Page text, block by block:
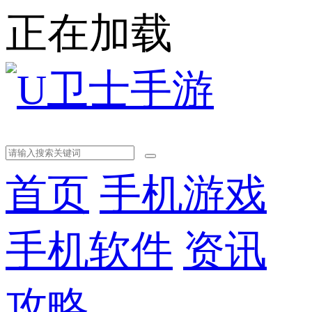
正在加载
首页 手机游戏
手机软件 资讯